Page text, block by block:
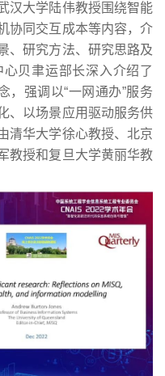
汉大学陆伟教授围绕智能
协同交互成本等内容，介
、研究方法、研究思路及
贝聿运部长深入介绍了
，强调以“一网通办”服务
、以场景应用驱动服务供
清华大学徐心教授、北京
教授和复旦大学黄丽华教